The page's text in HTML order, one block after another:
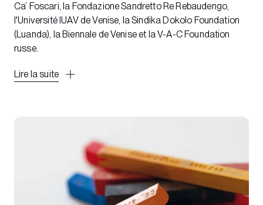
Ca’ Foscari, la Fondazione Sandretto Re Rebaudengo,
l'Université IUAV de Venise, la Sindika Dokolo Foundation
(Luanda), la Biennale de Venise et la V-A-C Foundation
russe.
Lire la suite